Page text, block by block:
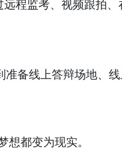
程监考、视频跟拍
备线上答辩场地、
都变为现实。